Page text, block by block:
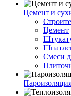
Цемент и
Цемент
Смеси
Пароизоляция